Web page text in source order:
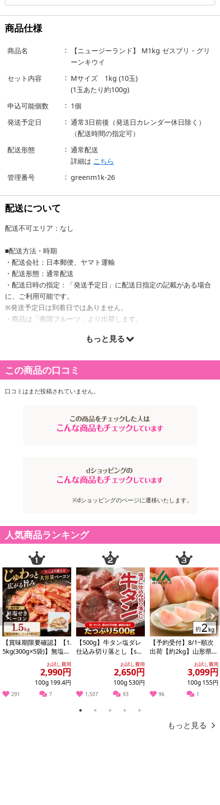
商品仕様
商品名
【ニュージーランド】 M1kg ゼスプリ・グリ
ーンキウイ
セット内容
Mサイズ 1kg (10玉)
(1玉あたり約100g)
申込可能個数
1個
発送予定日
通常3日前後（発送日カレンダー休日除く）
（配送時間の指定可）
配送形態
通常配送
詳細は こちら
管理番号
greenm1k-26
配送について
配送不可エリア：なし
■配送方法・時期
・配送会社：日本郵便、ヤマト運輸
・配送形態：通常配送
・配送日時の指定：「発送予定日」に配送日指定の記載がある場合
に、ご利用可能です。
※発送予定日は到着日ではありません。
・商品は「南国フルーツ」より出荷します。
商品詳細
もっと見る
この商品の口コミ
口コミはまだ投稿されていません。
※dショッピングのページに遷移いたします。
人気商品ランキング
Previous
【賞味期限要確認】【1.
5kg(300g×5袋)】無塩せ
きベーコン 【形不揃お試し費用
2,990円
100g 199.4円
291 7
【500g】牛タン塩ダレ
仕込み切り落とし【s
お試し費用
2,650円
100g 530円
1,507 93
【予約受付】8/1~順次
出荷【約2kg】山形県産
白桃(品種・玉数おまか
お試し費用
3,099円
100g 155円
96 1
Next
1 2 3 4 5
もっと見る